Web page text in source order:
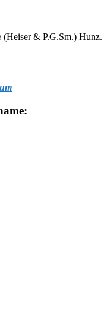
(Heiser & P.G.Sm.) Hunz.